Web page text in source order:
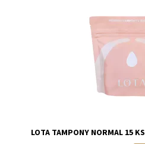
LOTA TAMPONY NORMAL 15 KS